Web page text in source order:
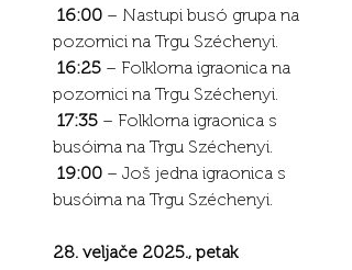
16:00 – Nastupi busó grupa na
pozornici na Trgu Széchenyi.
16:25 – Folklorna igraonica na
pozornici na Trgu Széchenyi.
17:35 – Folklorna igraonica s
busóima na Trgu Széchenyi.
19:00 – Još jedna igraonica s
busóima na Trgu Széchenyi.
28. veljače 2025., petak